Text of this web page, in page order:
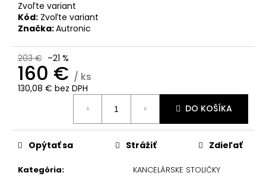
Zvoľte variant
Kód: Zvoľte variant
Značka:Autronic
203 € –21 %
160 € / ks
130,08 € bez DPH
DO KOŠÍKA
Kategória:
KANCELÁRSKE STOLIČKY
Opýtať sa Strážiť Zdieľať